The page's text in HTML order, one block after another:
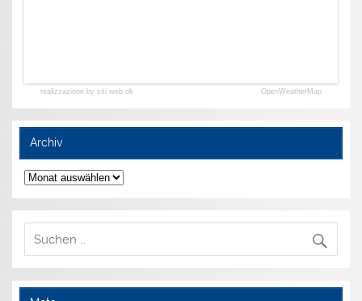
realizzazione by siti web ok OpenWeatherMap
Archiv
Archiv